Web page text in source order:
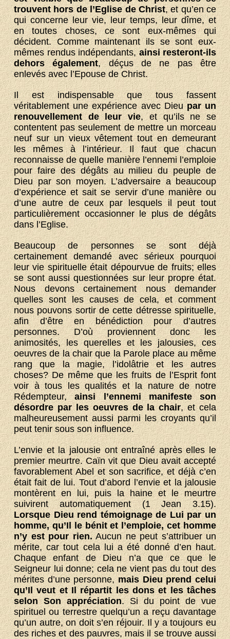
trouvent hors de l’Eglise de Christ, et qu’en ce
qui concerne leur vie, leur temps, leur dîme, et
en toutes choses, ce sont eux-mêmes qui
décident. Comme maintenant ils se sont eux-
mêmes rendus indépendants,ainsi resteront-ils
dehors également, déçus de ne pas être
enlevés avec l’Epouse de Christ.
Il est indispensable que tous fassent
véritablement une expérience avec Dieupar un
renouvellement de leur vie, et qu’ils ne se
contentent pas seulement de mettre un morceau
neuf sur un vieux vêtement tout en demeurant
les mêmes à l’intérieur. Il faut que chacun
reconnaisse de quelle manière l’ennemi l’emploie
pour faire des dégâts au milieu du peuple de
Dieu par son moyen. L’adversaire a beaucoup
d’expérience et sait se servir d’une manière ou
d’une autre de ceux par lesquels il peut tout
particulièrement occasionner le plus de dégâts
dans l’Eglise.
Beaucoup de personnes se sont déjà
certainement demandé avec sérieux pourquoi
leur vie spirituelle était dépourvue de fruits; elles
se sont aussi questionnées sur leur propre état.
Nous devons certainement nous demander
quelles sont les causes de cela, et comment
nous pouvons sortir de cette détresse spirituelle,
afin d’être en bénédiction pour d’autres
personnes. D’où proviennent donc les
animosités, les querelles et les jalousies, ces
oeuvres de la chair que la Parole place au même
rang que la magie, l’idolâtrie et les autres
choses? De même que les fruits de l’Esprit font
voir à tous les qualités et la nature de notre
Rédempteur,ainsi l’ennemi manifeste son
désordre par les oeuvres de la chair, et cela
malheureusement aussi parmi les croyants qu’il
peut tenir sous son influence.
L’envie et la jalousie ont entraîné après elles le
premier meurtre. Caïn vit que Dieu avait accepté
favorablement Abel et son sacrifice, et déjà c’en
était fait de lui. Tout d’abord l’envie et la jalousie
montèrent en lui, puis la haine et le meurtre
suivirent automatiquement (1 Jean 3.15).
Lorsque Dieu rend témoignage de Lui par un
homme, qu’Il le bénit et l’emploie, cet homme
n’y est pour rien.Aucun ne peut s’attribuer un
mérite, car tout cela lui a été donné d’en haut.
Chaque enfant de Dieu n’a que ce que le
Seigneur lui donne; cela ne vient pas du tout des
mérites d’une personne,mais Dieu prend celui
qu’Il veut et Il répartit les dons et les tâches
selon Son appréciation. Si du point de vue
spirituel ou terrestre quelqu’un a reçu davantage
qu’un autre, on doit s’en réjouir. Il y a toujours eu
des riches et des pauvres, mais il se trouve aussi